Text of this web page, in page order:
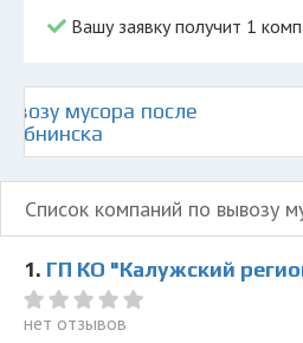
Вашу заявку получит 1
мусора после
Обнинска
Список компаний по вывозу
1. ГП КО "Калужский региональный
нет отзывов